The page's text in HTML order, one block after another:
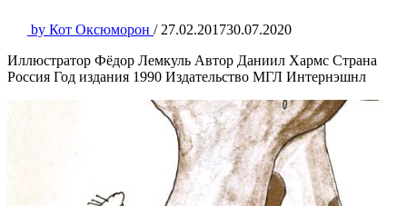
by Кот Оксюморон / 27.02.201730.07.2020
Иллюстратор Фёдор Лемкуль Автор Даниил Хармс Страна
Россия Год издания 1990 Издательство МГЛ Интернэшнл